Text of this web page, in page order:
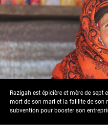
Razigah est épicière et mère de
mort de son mari et la faillite de son
subvention pour booster son